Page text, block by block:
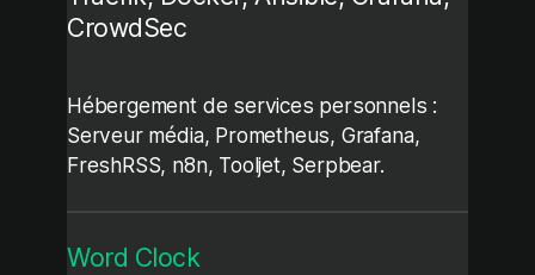
CrowdSec
Hébergement de services personnels :
Serveur média, Prometheus, Grafana,
FreshRSS, n8n, Tooljet, Serpbear.
Word Clock